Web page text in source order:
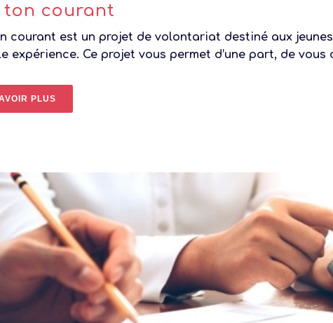
ton courant
courant est un projet de volontariat destiné aux
expérience. Ce projet vous permet d’une part, de
PLUS